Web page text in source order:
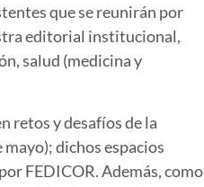
que se reunirán por
editorial institucional,
salud (medicina y
retos y desafíos de la
dichos espacios
FEDICOR. Además, como